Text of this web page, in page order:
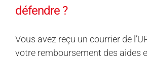
défendre ?
Vous avez reçu un courrier de
votre remboursement des aides